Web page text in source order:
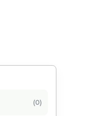
(0)